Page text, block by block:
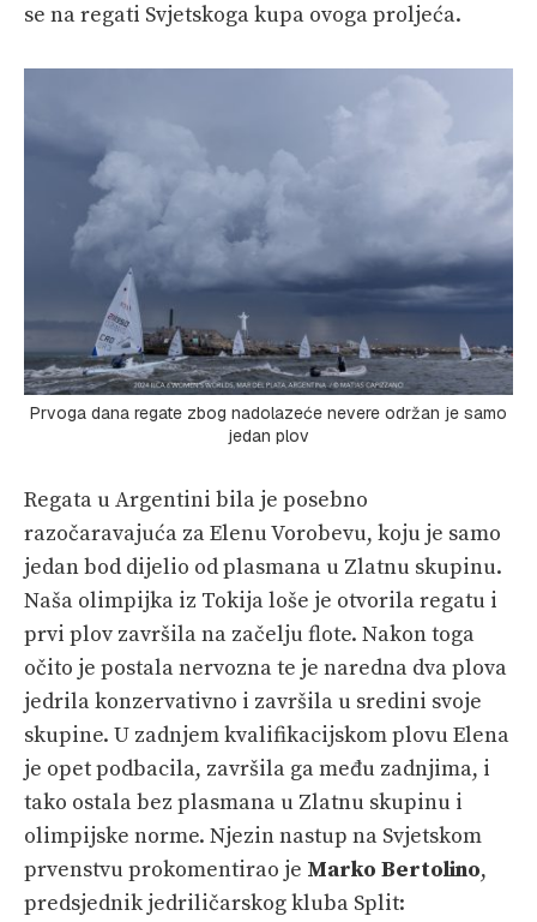
se na regati Svjetskoga kupa ovoga proljeća.
Prvoga dana regate zbog nadolazeće nevere održan je samo
jedan plov
Regata u Argentini bila je posebno
razočaravajuća za Elenu Vorobevu, koju je samo
jedan bod dijelio od plasmana u Zlatnu skupinu.
Naša olimpijka iz Tokija loše je otvorila regatu i
prvi plov završila na začelju flote. Nakon toga
očito je postala nervozna te je naredna dva plova
jedrila konzervativno i završila u sredini svoje
skupine. U zadnjem kvalifikacijskom plovu Elena
je opet podbacila, završila ga među zadnjima, i
tako ostala bez plasmana u Zlatnu skupinu i
olimpijske norme. Njezin nastup na Svjetskom
prvenstvu prokomentirao je Marko Bertolino,
predsjednik jedriličarskog kluba Split: